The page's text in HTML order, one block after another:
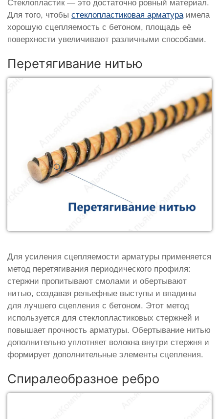
Стеклопластик — это достаточно ровный материал.
Для того, чтобы стеклопластиковая арматураимела
хорошую сцепляемость с бетоном, площадь её
поверхности увеличивают различными способами.
Перетягивание нитью
Для усиления сцепляемости арматуры применяется
метод перетягивания периодического профиля:
стержни пропитывают смолами и обертывают
нитью, создавая рельефные выступы и впадины
для лучшего сцепления с бетоном. Этот метод
используется для стеклопластиковых стержней и
повышает прочность арматуры. Обертывание нитью
дополнительно уплотняет волокна внутри стержня и
формирует дополнительные элементы сцепления.
Спиралеобразное ребро